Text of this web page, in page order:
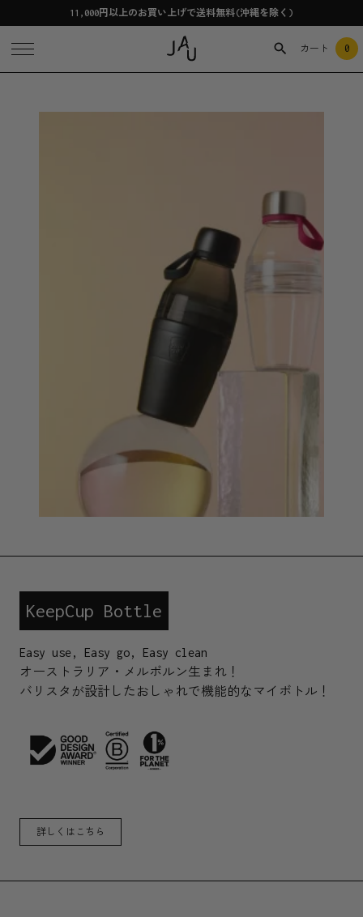
11,000円以上のお買い上げで送料無料(沖縄を除く)
カート 0
KeepCup Bottle
Easy use, Easy go, Easy clean
オーストラリア・メルボルン生まれ！
バリスタが設計したおしゃれで機能的なマイボトル！
詳しくはこちら